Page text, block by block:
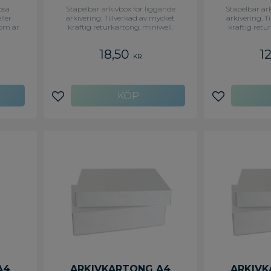
är
Stapelbar arkivbox för liggande
arkivering. Tillverkad av mycket
kraftig returkartong, miniwell.
240mm. Längd 325 mm.
18,50 KR
Lägg till i favoriter
Stapelbar
arkivering.
kraftig
240mm.
Lägg till i